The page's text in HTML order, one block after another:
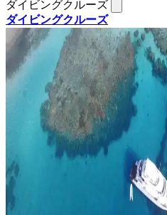
ダイビングクルーズ
ダイビングクルーズ